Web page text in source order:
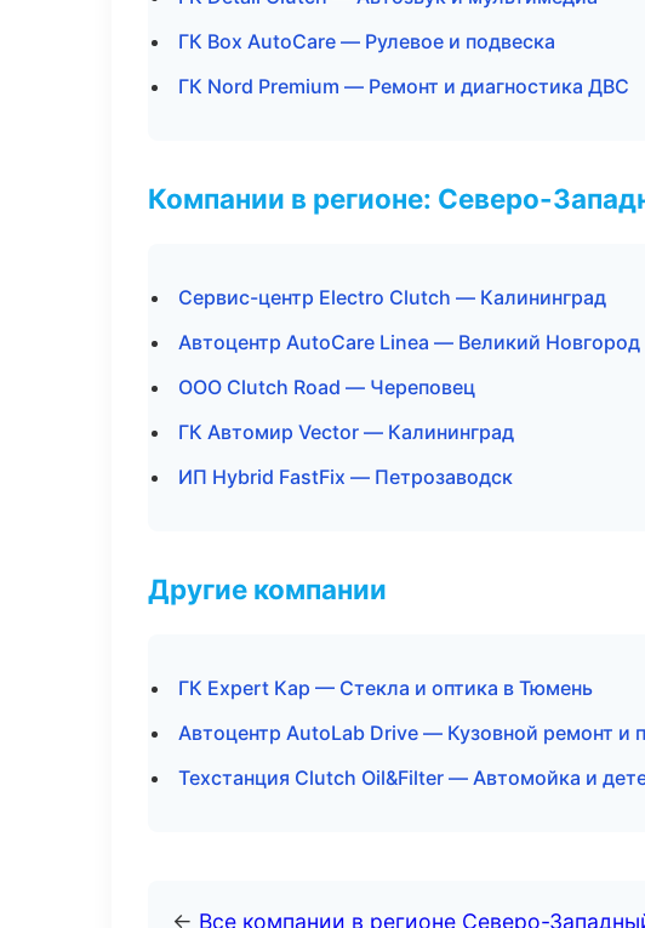
ГК Box AutoCare — Рулевое и подвеска
ГК Nord Premium — Ремонт и диагностика ДВС
Компании в регионе: Северо-
Сервис-центр Electro Clutch — Калининград
Автоцентр AutoCare Linea — Великий Новгород
ООО Clutch Road — Череповец
ГК Автомир Vector — Калининград
ИП Hybrid FastFix — Петрозаводск
Другие компании
ГК Expert Кар — Стекла и оптика в Тюмень
Автоцентр AutoLab Drive — Кузовной ремонт и
Техстанция Clutch Oil&Filter — Автомойка и
← Все компании в регионе Северо-